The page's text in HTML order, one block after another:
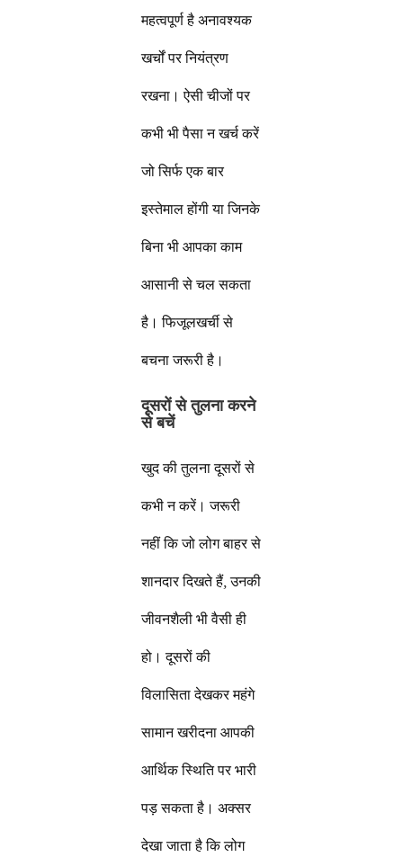
महत्वपूर्ण है अनावश्यक
खर्चों पर नियंत्रण
रखना। ऐसी चीजों पर
कभी भी पैसा न खर्च करें
जो सिर्फ एक बार
इस्तेमाल होंगी या जिनके
बिना भी आपका काम
आसानी से चल सकता
है। फिजूलखर्ची से
बचना जरूरी है।
दूसरों से तुलना करने
से बचें
खुद की तुलना दूसरों से
कभी न करें। जरूरी
नहीं कि जो लोग बाहर से
शानदार दिखते हैं, उनकी
जीवनशैली भी वैसी ही
हो। दूसरों की
विलासिता देखकर महंगे
सामान खरीदना आपकी
आर्थिक स्थिति पर भारी
पड़ सकता है। अक्सर
देखा जाता है कि लोग